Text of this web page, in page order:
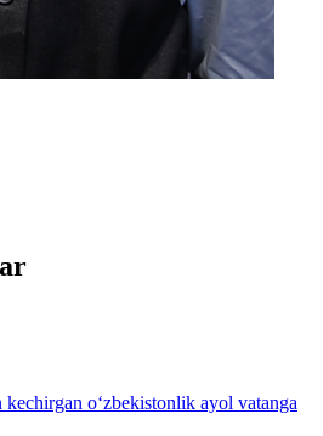
o‘zbekistonlik ayol vatanga